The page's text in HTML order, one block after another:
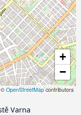
+
−
© OpenStreetMapcontributors
Varna